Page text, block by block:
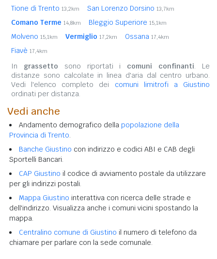
Tione di Trento 13,2km San Lorenzo Dorsino 13,7km
Comano Terme 14,8km Bleggio Superiore 15,1km
Molveno 15,1km Vermiglio 17,2km Ossana 17,4km
Fiavè 17,4km
In grassetto sono riportati i comuni confinanti. Le
distanze sono calcolate in linea d'aria dal centro urbano.
Vedi l'elenco completo dei comuni limitrofi a Giustino
ordinati per distanza.
Vedi anche
Andamento demografico della popolazione della
Provincia di Trento.
Banche Giustino con indirizzo e codici ABI e CAB degli
Sportelli Bancari.
CAP Giustino il codice di avviamento postale da utilizzare
per gli indirizzi postali.
Mappa Giustino interattiva con ricerca delle strade e
dell'indirizzo. Visualizza anche i comuni vicini spostando la
mappa.
Centralino comune di Giustino il numero di telefono da
chiamare per parlare con la sede comunale.